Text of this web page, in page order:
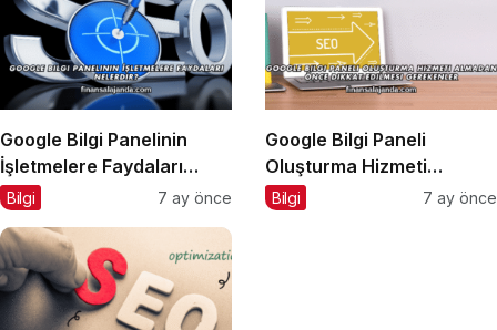
Google Bilgi Panelinin
İşletmelere Faydaları
Nelerdir?
Bilgi 7 ay önce
Google Bilgi Paneli
Oluşturma Hizmeti
Almadan Önce Dikkat
Bilgi 7 ay önce